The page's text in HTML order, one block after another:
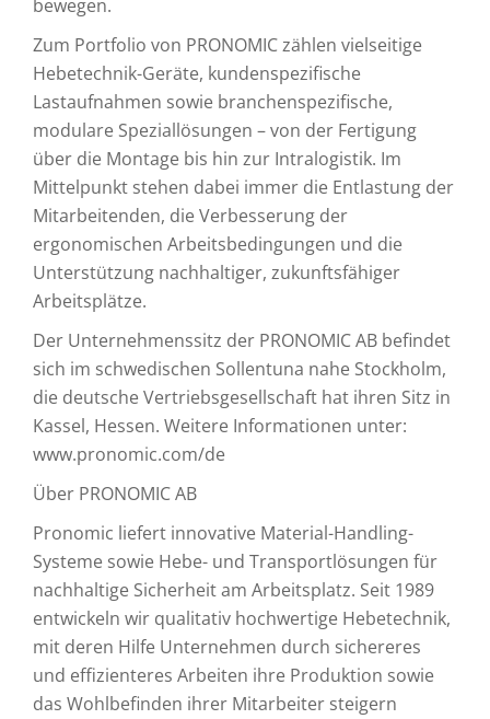
bewegen.
Zum Portfolio von PRONOMIC zählen vielseitige
Hebetechnik-Geräte, kundenspezifische
Lastaufnahmen sowie branchenspezifische,
modulare Speziallösungen – von der Fertigung
über die Montage bis hin zur Intralogistik. Im
Mittelpunkt stehen dabei immer die Entlastung der
Mitarbeitenden, die Verbesserung der
ergonomischen Arbeitsbedingungen und die
Unterstützung nachhaltiger, zukunftsfähiger
Arbeitsplätze.
Der Unternehmenssitz der PRONOMIC AB befindet
sich im schwedischen Sollentuna nahe Stockholm,
die deutsche Vertriebsgesellschaft hat ihren Sitz in
Kassel, Hessen. Weitere Informationen unter:
www.pronomic.com/de
Über PRONOMIC AB
Pronomic liefert innovative Material-Handling-
Systeme sowie Hebe- und Transportlösungen für
nachhaltige Sicherheit am Arbeitsplatz. Seit 1989
entwickeln wir qualitativ hochwertige Hebetechnik,
mit deren Hilfe Unternehmen durch sichereres
und effizienteres Arbeiten ihre Produktion sowie
das Wohlbefinden ihrer Mitarbeiter steigern